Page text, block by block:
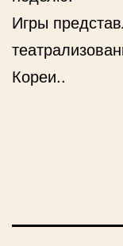
Игры
Кореи..